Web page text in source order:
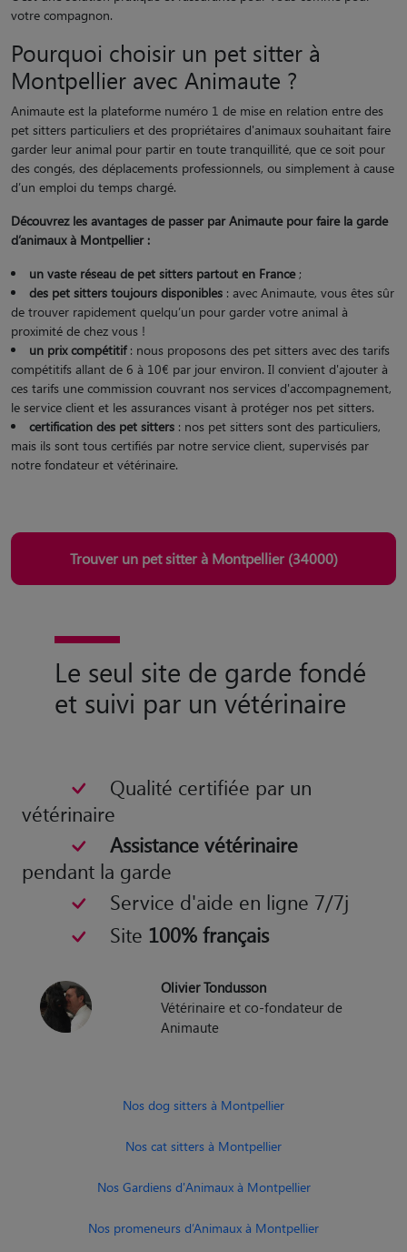
votre compagnon.
Pourquoi choisir un pet sitter à
Montpellier avec Animaute ?
Animaute est la plateforme numéro 1 de mise en relation entre des
pet sitters particuliers et des propriétaires d'animaux souhaitant faire
garder leur animal pour partir en toute tranquillité, que ce soit pour
des congés, des déplacements professionnels, ou simplement à cause
d’un emploi du temps chargé.
Découvrez les avantages de passer par Animaute pour faire la garde
d’animaux à Montpellier :
un vaste réseau de pet sitters partout en France;
des pet sitters toujours disponibles : avec Animaute, vous êtes sûr
de trouver rapidement quelqu’un pour garder votre animal à
proximité de chez vous !
un prix compétitif: nous proposons des pet sitters avec des tarifs
compétitifs allant de 6 à 10€ par jour environ. Il convient d'ajouter à
ces tarifs une commission couvrant nos services d'accompagnement,
le service client et les assurances visant à protéger nos pet sitters.
certification des pet sitters : nos pet sitters sont des particuliers,
mais ils sont tous certifiés par notre service client, supervisés par
notre fondateur et vétérinaire.
Trouver un pet sitter à Montpellier (34000)
Le seul site de garde fondé
et suivi par un vétérinaire
Qualité certifiée par un
vétérinaire
Assistance vétérinaire
pendant la garde
Service d'aide en ligne 7/7j
Site 100% français
Olivier Tondusson
Vétérinaire et co-fondateur de
Animaute
Nos dog sitters à Montpellier
Nos cat sitters à Montpellier
Nos Gardiens d'Animaux à Montpellier
Nos promeneurs d’Animaux à Montpellier